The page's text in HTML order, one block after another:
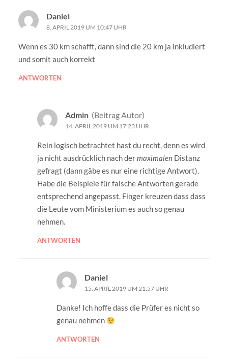
Daniel
8. APRIL 2019 UM 10:47 UHR
Wenn es 30 km schafft, dann sind die 20 km ja inkludiert
und somit auch korrekt
ANTWORTEN
Admin (Beitrag Autor)
14. APRIL 2019 UM 17:23 UHR
Rein logisch betrachtet hast du recht, denn es wird
ja nicht ausdrücklich nach dermaximalen Distanz
gefragt (dann gäbe es nur eine richtige Antwort).
Habe die Beispiele für falsche Antworten gerade
entsprechend angepasst. Finger kreuzen dass dass
die Leute vom Ministerium es auch so genau
nehmen.
ANTWORTEN
Daniel
15. APRIL 2019 UM 21:57 UHR
Danke! Ich hoffe dass die Prüfer es nicht so
genau nehmen
ANTWORTEN